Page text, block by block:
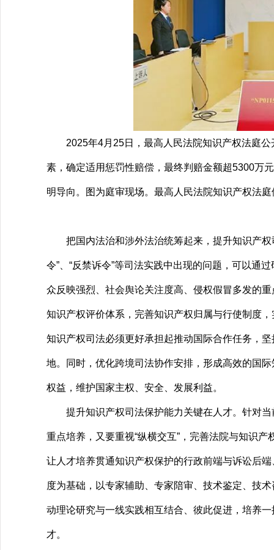
2025年4月25日，最高人民法院知识产权法庭公
素，确定适用惩罚性赔偿，最终判赔金额超5300万
明导向。图为庭审现场。最高人民法院知识产权法庭
把国内法治和涉外法治统筹起来，提升知识产权
令”、“反禁诉令”等司法实践中出现的问题，可以通
众反映强烈、社会舆论关注度高、侵权假冒多发的
知识产权评价体系，完善知识产权归属与行使制度
知识产权司法必须更好承担起推动国际合作任务，
地。同时，优化跨境司法协作安排，形成高效的国
权益，维护国家主权、安全、发展利益。
提升知识产权司法保护能力关键在人才。针对当
重点培养，又要重视“纵横交互”，完善法院与知识
让人才培养贯通知识产权保护的行政前端与诉讼后
度为基础，以专家辅助、专家陪审、技术鉴定、技
动理论研究与一线实践相互结合、彼此促进，培养
才。